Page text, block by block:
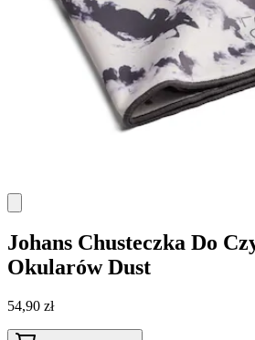
Johans Chusteczka Do
Okularów Dust
54,90 zł